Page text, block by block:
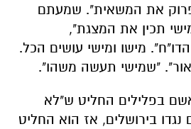
את המשאית". שמעתם
תכין את המצגת",
מישו ומישי עושים הכל.
"שמישי תעשה משהו".
2020 הנאשם בפלילים החליט ש"לא
נגדו בירושלים, אז הוא החליט